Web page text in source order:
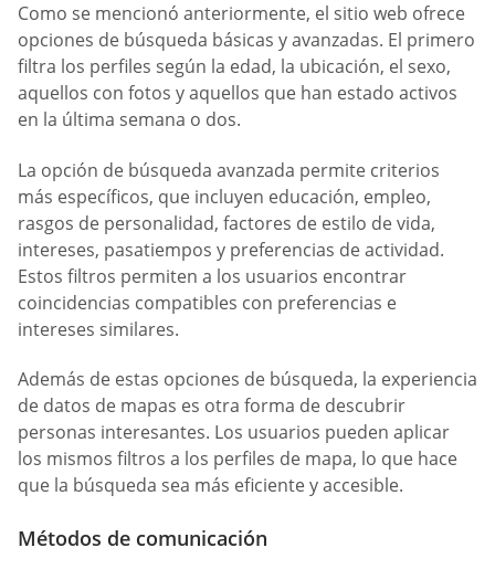
Como se mencionó anteriormente, el sitio web ofrece
opciones de búsqueda básicas y avanzadas. El primero
filtra los perfiles según la edad, la ubicación, el sexo,
aquellos con fotos y aquellos que han estado activos
en la última semana o dos.
La opción de búsqueda avanzada permite criterios
más específicos, que incluyen educación, empleo,
rasgos de personalidad, factores de estilo de vida,
intereses, pasatiempos y preferencias de actividad.
Estos filtros permiten a los usuarios encontrar
coincidencias compatibles con preferencias e
intereses similares.
Además de estas opciones de búsqueda, la experiencia
de datos de mapas es otra forma de descubrir
personas interesantes. Los usuarios pueden aplicar
los mismos filtros a los perfiles de mapa, lo que hace
que la búsqueda sea más eficiente y accesible.
Métodos de comunicación